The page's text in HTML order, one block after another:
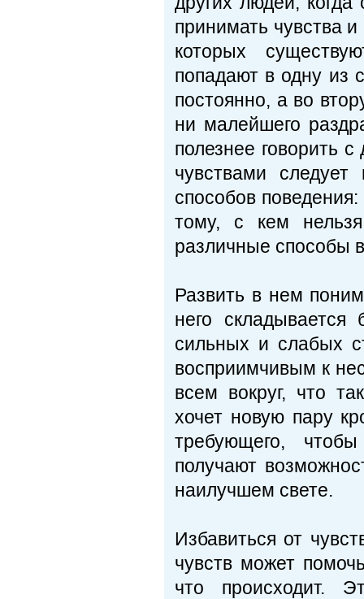
принимать чувства
которых
попадают в одну из
постоянно, а во
ни малейшего
полезнее говорить
чувствами следует
способов
тому, с кем
различные способы
Развить в нем
него
сильных и слабых
восприимчивым к
всем вокруг, что
хочет новую пару
требующего,
получают
наилучшем свете.
Избавиться от
чувств может
что происходит.